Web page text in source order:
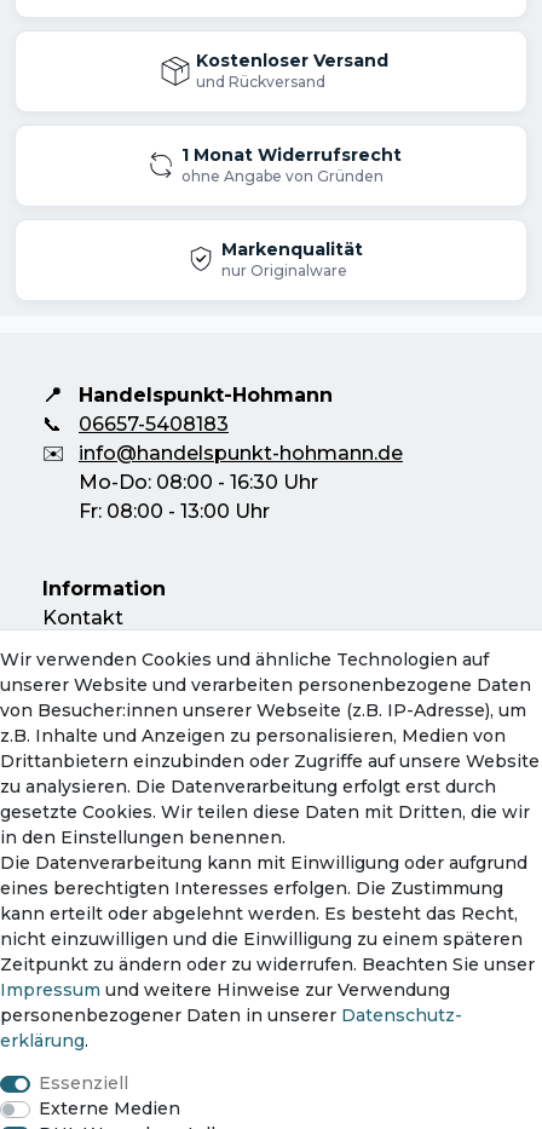
Kostenloser Versand
und Rückversand
1 Monat Widerrufsrecht
ohne Angabe von Gründen
Markenqualität
nur Originalware
📍
Handelspunkt-Hohmann
📞
06657-5408183
✉️
info@handelspunkt-hohmann.de
Mo-Do: 08:00 - 16:30 Uhr
Fr: 08:00 - 13:00 Uhr
Information
Kontakt
Rückversand
Servicebegleitschein
Hinweise zur Batterieentsorgung
Konto
Mein Konto
Warenkorb
Zahlungsmethoden
Wir verwenden Cookies und ähnliche Technologien auf
unserer Website und verarbeiten personenbezogene Daten
von Besucher:innen unserer Webseite (z.B. IP-Adresse), um
z.B. Inhalte und Anzeigen zu personalisieren, Medien von
Drittanbietern einzubinden oder Zugriffe auf unsere Website
zu analysieren. Die Datenverarbeitung erfolgt erst durch
gesetzte Cookies. Wir teilen diese Daten mit Dritten, die wir
in den Einstellungen benennen.
Die Datenverarbeitung kann mit Einwilligung oder aufgrund
eines berechtigten Interesses erfolgen. Die Zustimmung
kann erteilt oder abgelehnt werden. Es besteht das Recht,
nicht einzuwilligen und die Einwilligung zu einem späteren
Zeitpunkt zu ändern oder zu widerrufen. Beachten Sie unser
Impressum und weitere Hinweise zur Verwendung
personenbezogener Daten in unserer Daten­schutz­
erklärung.
Essenziell
Externe Medien